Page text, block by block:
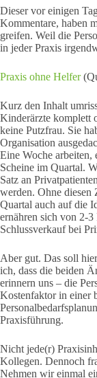
Dieser vor einigen
Kommentare, haben
greifen. Weil die
in jeder Praxis
Praxis ohne Helfer
Kurz den Inhalt
Kinderärzte komplett
keine Putzfrau. Sie
Organisation
Eine Woche arbeiten,
Scheine im Quartal.
Satz an
werden. Ohne diesen
Quartal auch auf die
ernähren sich von 2-
Schlussverkauf bei
Aber gut. Das soll
ich, dass die beiden
erinnern uns – die
Kostenfaktor in einer
Praxisführung.
Nicht jede(r)
Kollegen. Dennoch
Nehmen wir einmal